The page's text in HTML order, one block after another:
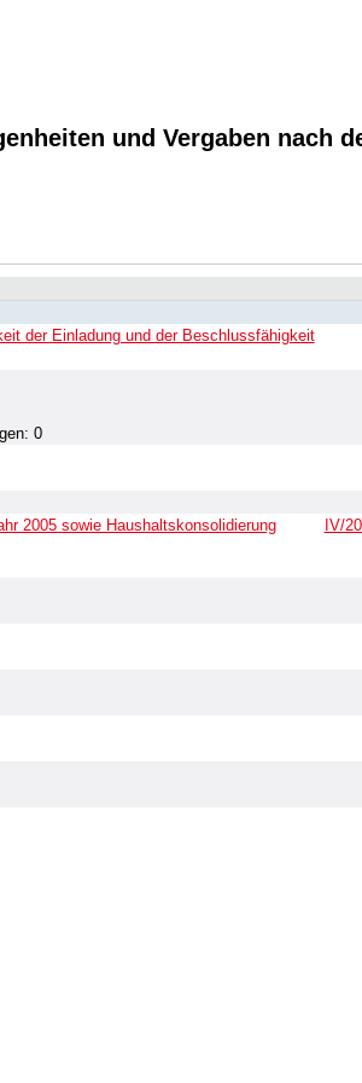
und Vergaben nach
der Einladung und der Beschlussfähigkeit
0
2005 sowie Haushaltskonsolidierung
IV/